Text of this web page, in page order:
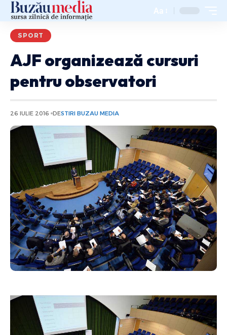
Aa
SPORT
AJF organizează cursuri
pentru observatori
26 IULIE 2016 DESTIRI BUZAU MEDIA